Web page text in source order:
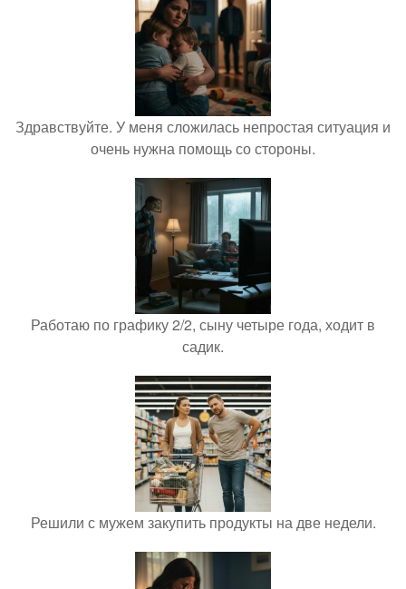
Здравствуйте. У меня сложилась непростая ситуация и
очень нужна помощь со стороны.
Работаю по графику 2/2, сыну четыре года, ходит в
садик.
Решили с мужем закупить продукты на две недели.